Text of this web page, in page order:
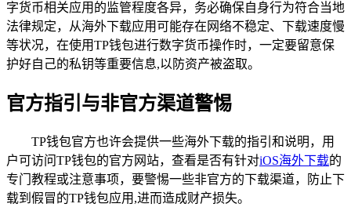
字货币相关应用的监管程度各异，务必确保自身行为符合当地
法律规定，从海外下载应用可能存在网络不稳定、下载速度慢
等状况，在使用TP钱包进行数字货币操作时，一定要留意保
护好自己的私钥等重要信息,以防资产被盗取。
官方指引与非官方渠道警惕
TP钱包官方也许会提供一些海外下载的指引和说明，用
户可访问TP钱包的官方网站，查看是否有针对iOS海外下载的
专门教程或注意事项，要警惕一些非官方的下载渠道，防止下
载到假冒的TP钱包应用,进而造成财产损失。